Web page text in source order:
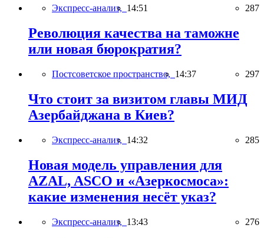
Экспресс-анализ, 14:51 287
Революция качества на таможне
или новая бюрократия?
Постсоветское пространство, 14:37 297
Что стоит за визитом главы МИД
Азербайджана в Киев?
Экспресс-анализ, 14:32 285
Новая модель управления для
AZAL, ASCO и «Азеркосмоса»:
какие изменения несёт указ?
Экспресс-анализ, 13:43 276